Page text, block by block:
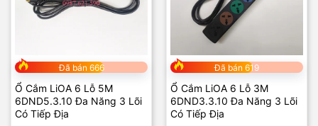
Đã bán 666
Ổ Cắm LiOA 6 Lỗ 5M
6DND5.3.10 Đa Năng 3 Lõi
Có Tiếp Địa
Đã bán 619
Ổ Cắm LiOA 6 Lỗ 3M
6DND3.3.10 Đa Năng 3 Lõi
Có Tiếp Địa